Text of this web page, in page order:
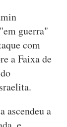
guerra"
com
a Faixa de
ascendeu a